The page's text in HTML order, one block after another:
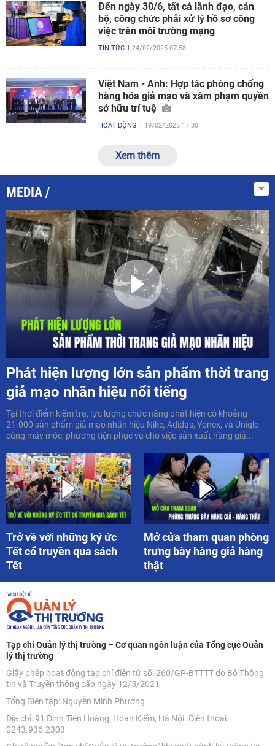
Đến ngày 30/6, tất cả lãnh đạo, cán
bộ, công chức phải xử lý hồ sơ công
việc trên môi trường mạng
TIN TỨC 24/02/2025 07:58
Việt Nam - Anh: Hợp tác phòng chống
hàng hóa giả mạo và xâm phạm quyền
sở hữu trí tuệ
HOẠT ĐỘNG 19/02/2025 17:30
Xem thêm
MEDIA
Phát hiện lượng lớn sản phẩm thời trang
giả mạo nhãn hiệu nổi tiếng
Tại thời điểm kiểm tra, lực lượng chức năng phát hiện có khoảng
21.000 sản phẩm giả mạo nhãn hiệu Nike, Adidas, Yonex, và Uniqlo
cùng máy móc, phương tiện phục vụ cho việc sản xuất hàng giả...
Trở về với những ký ức
Tết cổ truyền qua sách
Tết
Mở cửa tham quan phòng
trưng bày hàng giả hàng
thật
Tạp chí Quản lý thị trường – Cơ quan ngôn luận của Tổng cục Quản
lý thị trường
Giấy phép hoạt động tạp chí điện tử số: 260/GP-BTTTT do Bộ Thông
tin và Truyền thông cấp ngày 12/5/2021
Tổng Biên tập: Nguyễn Minh Phương
Địa chỉ: 91 Đinh Tiên Hoàng, Hoàn Kiếm, Hà Nội. Điện thoại:
0243.936.2303